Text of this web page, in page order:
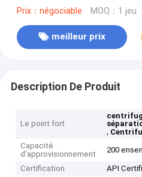
Prix：négociable MOQ：1 jeu
meilleur prix
Description De Produit
Le point fort
,
Capacité
d'approvisionnement
200
Certification
API